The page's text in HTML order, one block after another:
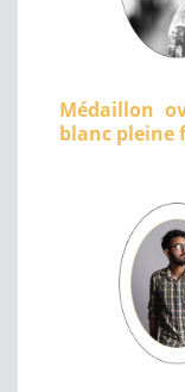
Médaillon
blanc pleine